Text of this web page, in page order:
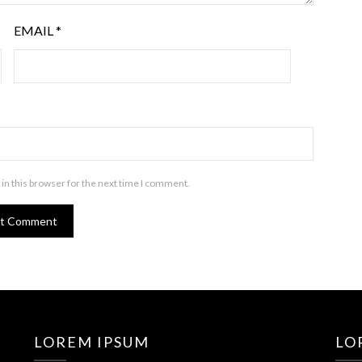
EMAIL *
this browser for the next time I comment.
LOREM IPSUM